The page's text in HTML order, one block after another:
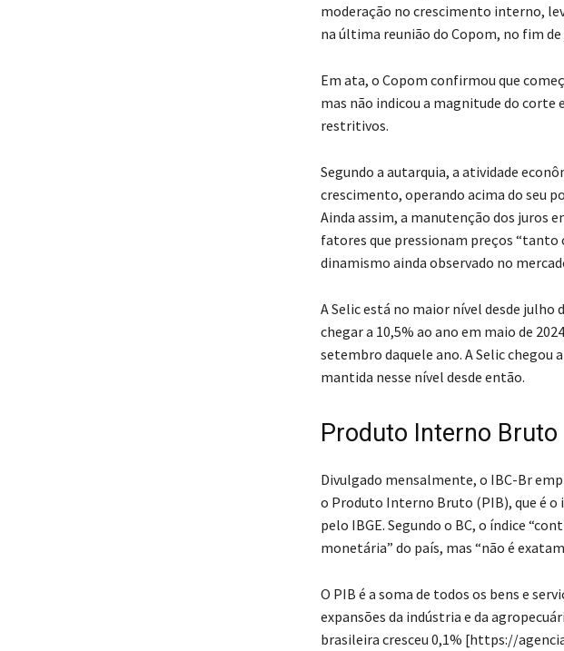
moderação no crescimento interno,
na última reunião do Copom, no fim
Em ata, o Copom confirmou que
mas não indicou a magnitude do corte
restritivos.
Segundo a autarquia, a atividade
crescimento, operando acima do seu
Ainda assim, a manutenção dos juros
fatores que pressionam preços “tanto
dinamismo ainda observado no
A Selic está no maior nível desde julho
chegar a 10,5% ao ano em maio de
setembro daquele ano. A Selic chegou
mantida nesse nível desde então.
Produto Interno Bruto
Divulgado mensalmente, o IBC-Br
o Produto Interno Bruto (PIB), que é
pelo IBGE. Segundo o BC, o índice
monetária” do país, mas “não é
O PIB é a soma de todos os bens e
expansões da indústria e da
brasileira cresceu 0,1% [https://